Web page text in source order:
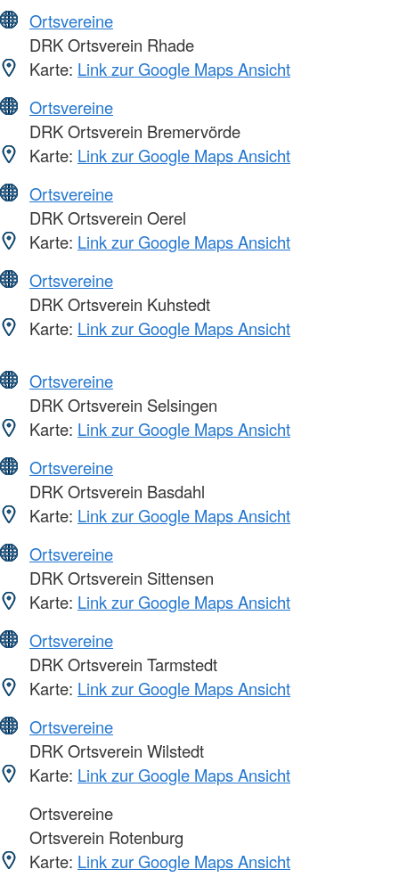
Ortsvereine
DRK Ortsverein Rhade
Karte: Link zur Google Maps Ansicht
Ortsvereine
DRK Ortsverein Bremervörde
Karte: Link zur Google Maps Ansicht
Ortsvereine
DRK Ortsverein Oerel
Karte: Link zur Google Maps Ansicht
Ortsvereine
DRK Ortsverein Kuhstedt
Karte: Link zur Google Maps Ansicht
Ortsvereine
DRK Ortsverein Selsingen
Karte: Link zur Google Maps Ansicht
Ortsvereine
DRK Ortsverein Basdahl
Karte: Link zur Google Maps Ansicht
Ortsvereine
DRK Ortsverein Sittensen
Karte: Link zur Google Maps Ansicht
Ortsvereine
DRK Ortsverein Tarmstedt
Karte: Link zur Google Maps Ansicht
Ortsvereine
DRK Ortsverein Wilstedt
Karte: Link zur Google Maps Ansicht
Ortsvereine
Ortsverein Rotenburg
Karte: Link zur Google Maps Ansicht